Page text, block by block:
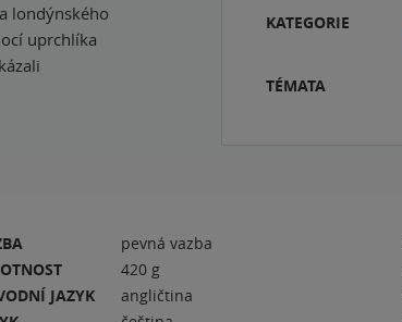
londýnského
uprchlíka
KATEGORIE
TÉMATA
pevná vazba
420 g
JAZYK
angličtina